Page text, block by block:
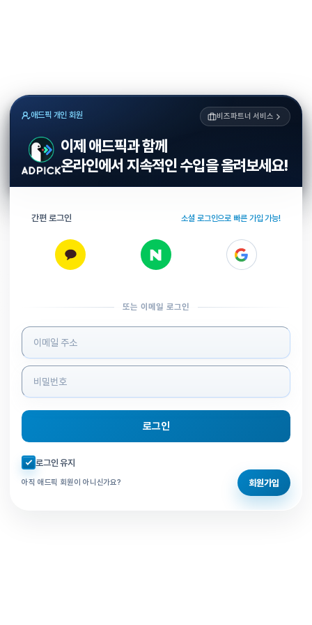
애드픽 개인 회원 비즈파트너 서비스
이제 애드픽과 함께
온라인에서 지속적인 수입을 올려보세요!
간편 로그인 소셜 로그인으로 빠른 가입 가능!
또는 이메일 로그인
로그인 정보 입력
로그인
자동로그인 체크
로그인 유지
아직 애드픽 회원이 아니신가요? 회원가입